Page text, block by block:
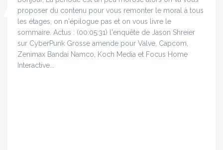
proposer du contenu pour vous remonter le moral à tous
les étages, on n'épilogue pas et on vous livre le
sommaire. Actus : (00:05:31) l'enquête de Jason Shreier
sur CyberPunk Grosse amende pour Valve, Capcom,
Zenimax Bandai Namco, Koch Media et Focus Home
Interactive...